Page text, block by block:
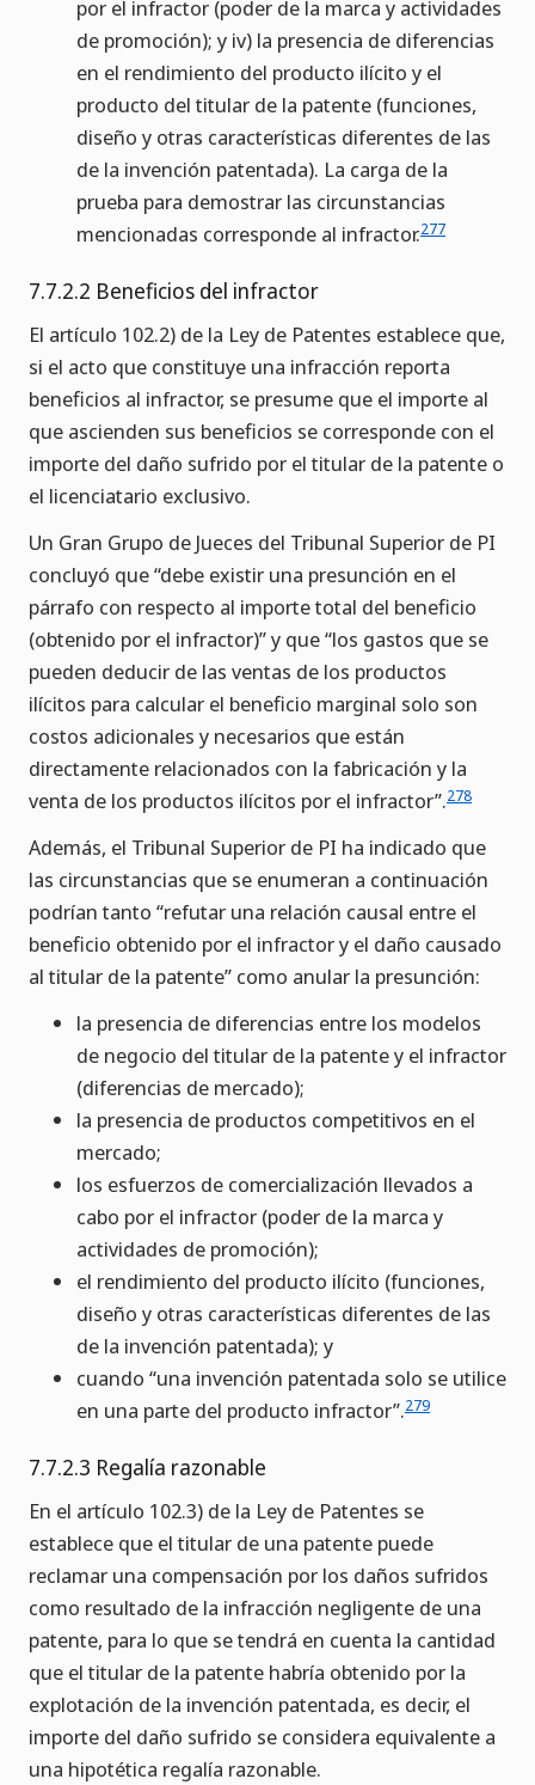
por el infractor (poder de la marca y actividades
de promoción); y iv) la presencia de diferencias
en el rendimiento del producto ilícito y el
producto del titular de la patente (funciones,
diseño y otras características diferentes de las
de la invención patentada). La carga de la
prueba para demostrar las circunstancias
mencionadas corresponde al infractor.277
7.7.2.2 Beneficios del infractor
El artículo 102.2) de la Ley de Patentes establece que,
si el acto que constituye una infracción reporta
beneficios al infractor, se presume que el importe al
que ascienden sus beneficios se corresponde con el
importe del daño sufrido por el titular de la patente o
el licenciatario exclusivo.
Un Gran Grupo de Jueces del Tribunal Superior de PI
concluyó que “debe existir una presunción en el
párrafo con respecto al importe total del beneficio
(obtenido por el infractor)” y que “los gastos que se
pueden deducir de las ventas de los productos
ilícitos para calcular el beneficio marginal solo son
costos adicionales y necesarios que están
directamente relacionados con la fabricación y la
venta de los productos ilícitos por el infractor”.278
Además, el Tribunal Superior de PI ha indicado que
las circunstancias que se enumeran a continuación
podrían tanto “refutar una relación causal entre el
beneficio obtenido por el infractor y el daño causado
al titular de la patente” como anular la presunción:
la presencia de diferencias entre los modelos
de negocio del titular de la patente y el infractor
(diferencias de mercado);
la presencia de productos competitivos en el
mercado;
los esfuerzos de comercialización llevados a
cabo por el infractor (poder de la marca y
actividades de promoción);
el rendimiento del producto ilícito (funciones,
diseño y otras características diferentes de las
de la invención patentada); y
cuando “una invención patentada solo se utilice
en una parte del producto infractor”.279
7.7.2.3 Regalía razonable
En el artículo 102.3) de la Ley de Patentes se
establece que el titular de una patente puede
reclamar una compensación por los daños sufridos
como resultado de la infracción negligente de una
patente, para lo que se tendrá en cuenta la cantidad
que el titular de la patente habría obtenido por la
explotación de la invención patentada, es decir, el
importe del daño sufrido se considera equivalente a
una hipotética regalía razonable.